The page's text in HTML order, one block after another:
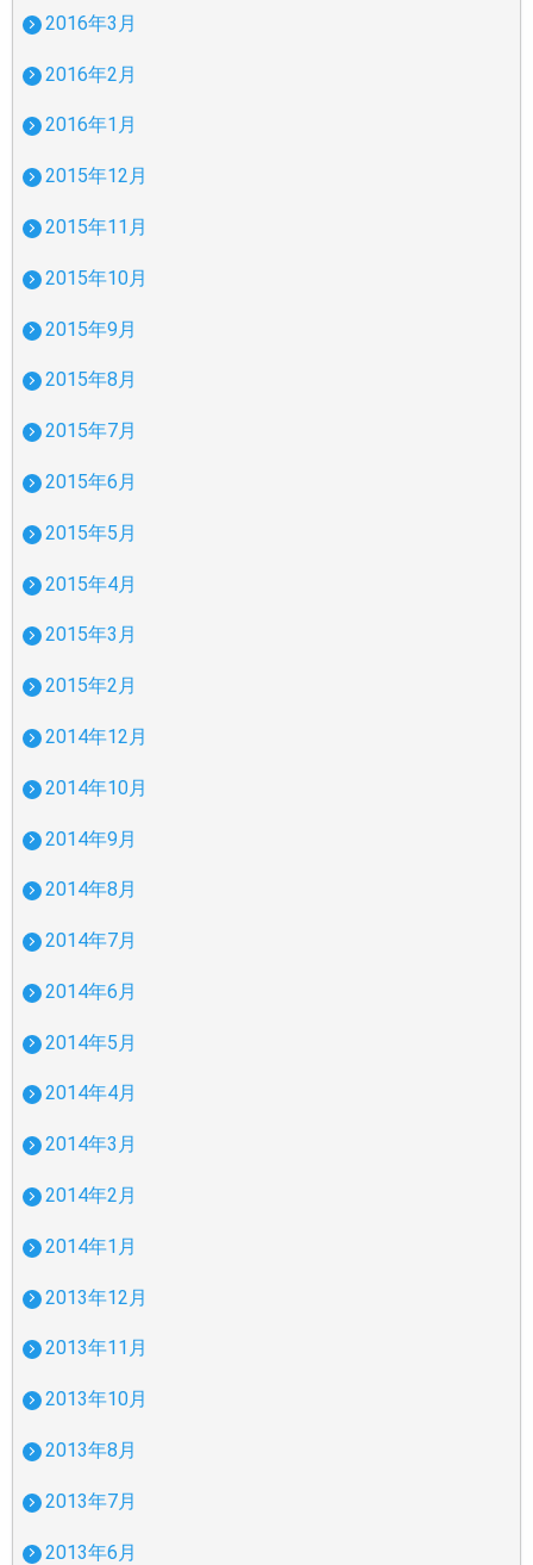
2016年3月
2016年2月
2016年1月
2015年12月
2015年11月
2015年10月
2015年9月
2015年8月
2015年7月
2015年6月
2015年5月
2015年4月
2015年3月
2015年2月
2014年12月
2014年10月
2014年9月
2014年8月
2014年7月
2014年6月
2014年5月
2014年4月
2014年3月
2014年2月
2014年1月
2013年12月
2013年11月
2013年10月
2013年8月
2013年7月
2013年6月